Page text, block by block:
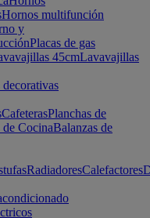
Hornos multifunción
y
Placas de gas
45cmLavavajillas
decorativas
CafeterasPlanchas de
CocinaBalanzas de
RadiadoresCalefactores